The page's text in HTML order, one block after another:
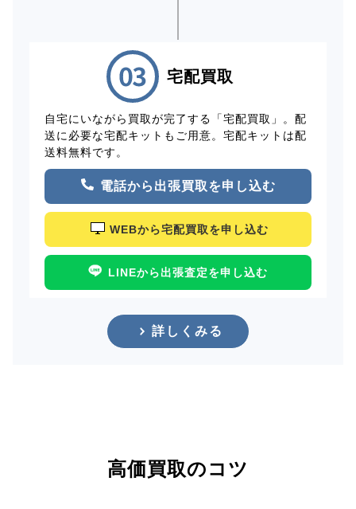
宅配買取
自宅にいながら買取が完了する「宅配買取」。配
送に必要な宅配キットもご用意。宅配キットは配
送料無料です。
電話から出張買取を申し込む
WEBから宅配買取を申し込む
LINEから出張査定を申し込む
詳しくみる
高価買取のコツ